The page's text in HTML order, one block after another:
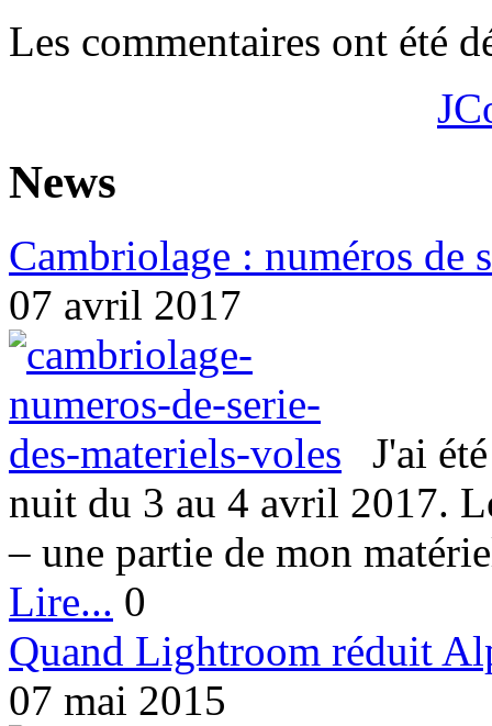
Les commentaires ont été
News
Cambriolage : numéros de
07 avril 2017
J'ai
nuit du 3 au 4 avril 2017.
– une partie de mon
Lire... 0
Quand Lightroom réduit
07 mai 2015